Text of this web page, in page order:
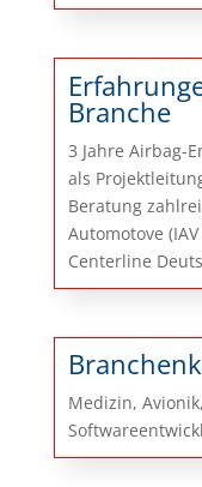
Branche
3 Jahre Airbag-
als
Beratung
Automotove
Centerline
Medizin,